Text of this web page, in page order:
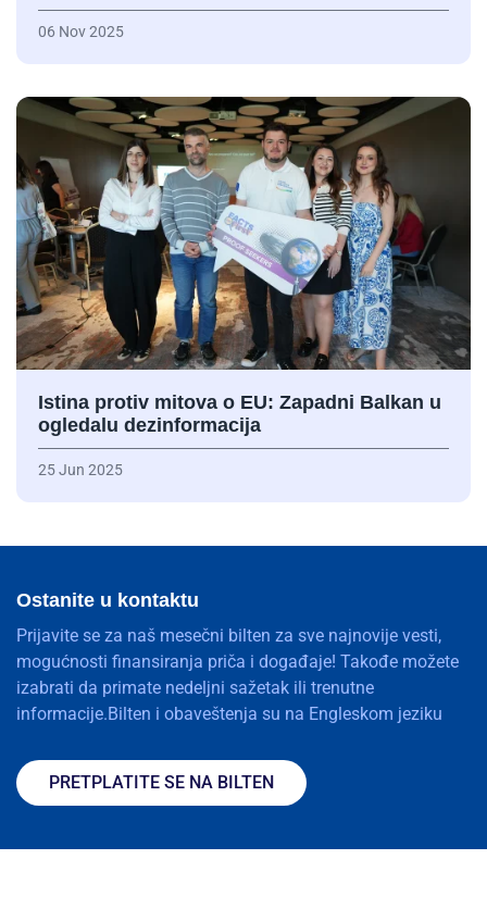
06 Nov 2025
Istina protiv mitova o EU: Zapadni Balkan u
ogledalu dezinformacija
25 Jun 2025
Ostanite u kontaktu
Prijavite se za naš mesečni bilten za sve najnovije vesti,
mogućnosti finansiranja priča i događaje! Takođe možete
izabrati da primate nedeljni sažetak ili trenutne
informacije.Bilten i obaveštenja su na Engleskom jeziku
PRETPLATITE SE NA BILTEN